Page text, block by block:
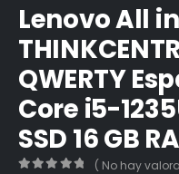
Lenovo All
QWERTY
Core i5-
SSD 16 GB
( No hay